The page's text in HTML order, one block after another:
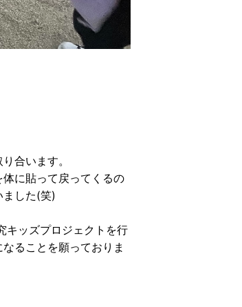
合います。
に貼って戻ってくるの
した(笑)
キッズプロジェクトを行
ることを願っておりま